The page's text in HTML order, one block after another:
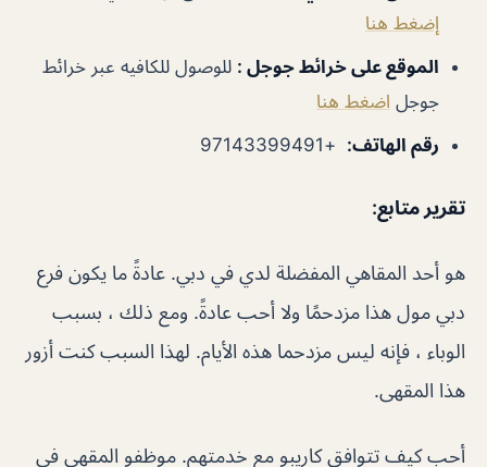
إضغط هنا
الموقع على خرائط جوجل : للوصول للكافيه عبر خرائط
جوجل اضغط هنا
رقم الهاتف:
+97143399491
تقرير متابع:
هو أحد المقاهي المفضلة لدي في دبي. عادةً ما يكون فرع
دبي مول هذا مزدحمًا ولا أحب عادةً. ومع ذلك ، بسبب
الوباء ، فإنه ليس مزدحما هذه الأيام. لهذا السبب كنت أزور
هذا المقهى.
أحب كيف تتوافق كاريبو مع خدمتهم. موظفو المقهى في